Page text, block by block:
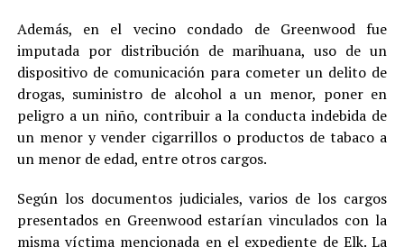
Además, en el vecino condado de Greenwood fue
imputada por distribución de marihuana, uso de un
dispositivo de comunicación para cometer un delito de
drogas, suministro de alcohol a un menor, poner en
peligro a un niño, contribuir a la conducta indebida de
un menor y vender cigarrillos o productos de tabaco a
un menor de edad, entre otros cargos.
Según los documentos judiciales, varios de los cargos
presentados en Greenwood estarían vinculados con la
misma víctima mencionada en el expediente de Elk. La